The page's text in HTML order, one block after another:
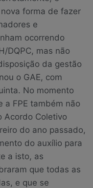
forma de fazer
e
ocorrendo
DQPC, mas não
da gestão
o GAE, com
No momento
a FPE também não
Acordo Coletivo
do ano passado,
do auxílio para
a isto, as
que todas as
e que se